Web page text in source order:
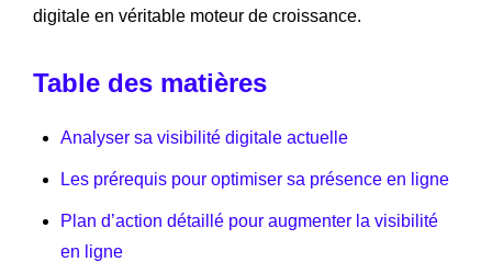
digitale en véritable moteur de croissance.
Table des matières
Analyser sa visibilité digitale actuelle
Les prérequis pour optimiser sa présence en ligne
Plan d’action détaillé pour augmenter la visibilité
en ligne